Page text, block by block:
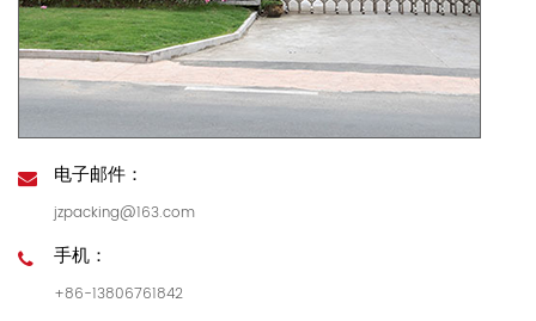
电子邮件：
jzpacking@163.com
手机：
+86-13806761842